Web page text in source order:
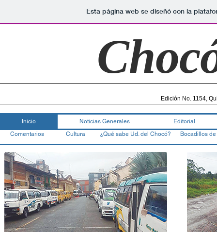
Esta página web se diseñó con la
Inicio Noticias Generales
Editorial
Comentarios
Edición No. 1154,
Cultura ¿Qué sabe Ud. del Chocó? Bocadillos